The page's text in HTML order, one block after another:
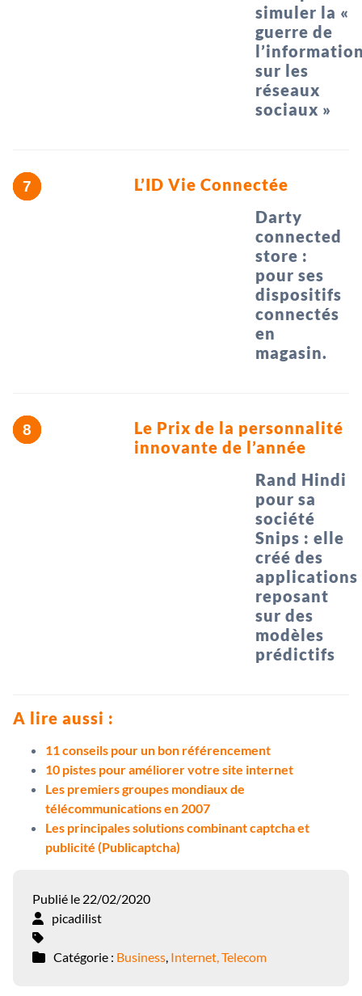
simuler la «
guerre de
sur les
réseaux
sociaux »
L’ID Vie Connectée
Darty
connected
store :
pour ses
dispositifs
connectés
en
magasin.
Le Prix de la personnalité
innovante de l’année
Rand Hindi
pour sa
société
Snips : elle
créé des
applications
reposant
sur des
modèles
prédictifs
A lire aussi :
11 conseils pour un bon référencement
10 pistes pour améliorer votre site internet
Les premiers groupes mondiaux de
télécommunications en 2007
Les principales solutions combinant captcha et
publicité (Publicaptcha)
Publié le 22/02/2020
picadilist
Catégorie : Business, Internet, Telecom